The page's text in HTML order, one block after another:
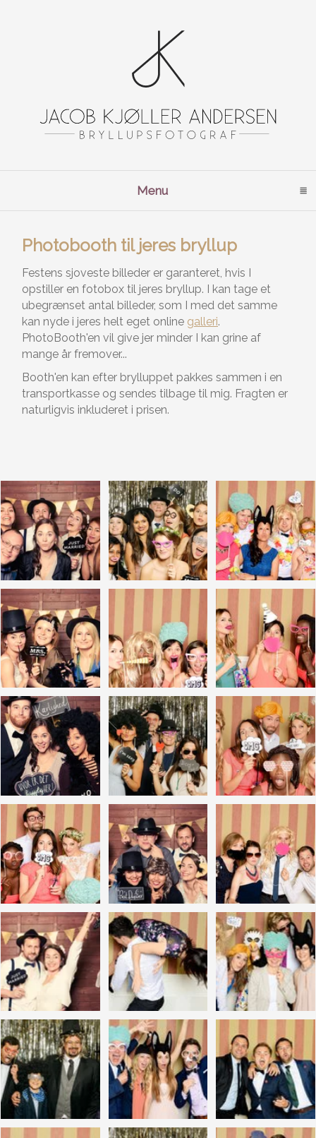
Menu click to expand contents
Photobooth til jeres bryllup
Festens sjoveste billeder er garanteret, hvis I
opstiller en fotobox til jeres bryllup. I kan tage et
ubegrænset antal billeder, som I med det samme
kan nyde i jeres helt eget online galleri.
PhotoBooth'en vil give jer minder I kan grine af
mange år fremover...
Booth'en kan efter brylluppet pakkes sammen i en
transportkasse og sendes tilbage til mig. Fragten er
naturligvis inkluderet i prisen.